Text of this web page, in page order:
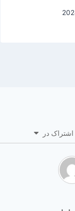
اشتراک در